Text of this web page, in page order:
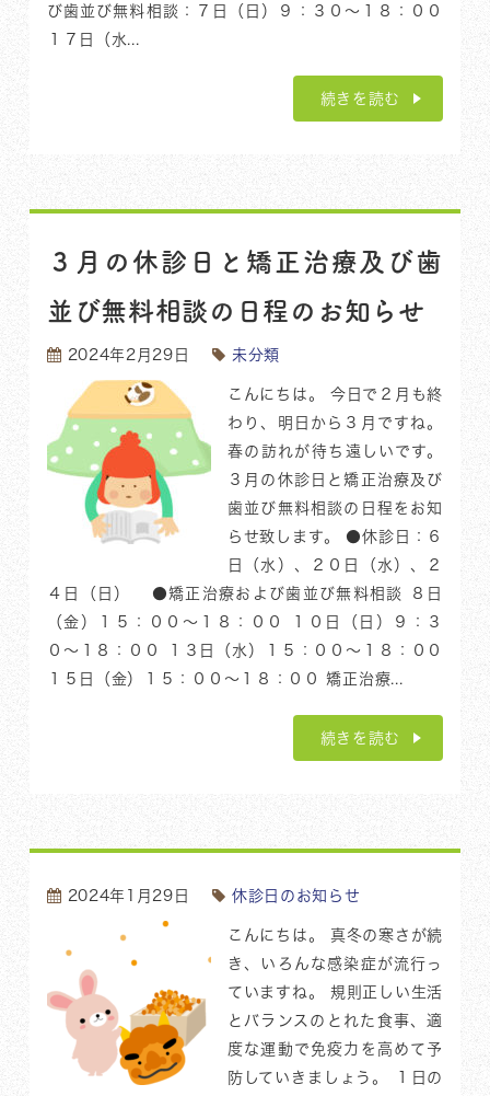
び歯並び無料相談：７日（日）９：３０〜１８：００
１７日（水...
続きを読む
３月の休診日と矯正治療及び歯
並び無料相談の日程のお知らせ
2024年2月29日 未分類
こんにちは。 今日で２月も終
わり、明日から３月ですね。
春の訪れが待ち遠しいです。
３月の休診日と矯正治療及び
歯並び無料相談の日程をお知
らせ致します。 ●休診日：６
日（水）、２０日（水）、２
４日（日） ●矯正治療および歯並び無料相談 ８日
（金）１５：００〜１８：００ １０日（日）９：３
０〜１８：００ １３日（水）１５：００〜１８：００
１５日（金）１５：００〜１８：００ 矯正治療...
続きを読む
2024年1月29日 休診日のお知らせ
こんにちは。 真冬の寒さが続
き、いろんな感染症が流行っ
ていますね。 規則正しい生活
とバランスのとれた食事、適
度な運動で免疫力を高めて予
防していきましょう。 １日の